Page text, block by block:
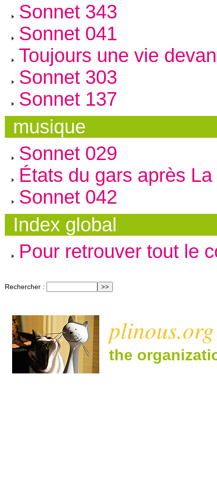
Sonnet 343
Sonnet 041
Toujours une vie
Sonnet 303
Sonnet 137
musique
Sonnet 029
États du gars après La
Sonnet 042
Index global
Pour retrouver tout le
Rechercher :
plinous.org
the